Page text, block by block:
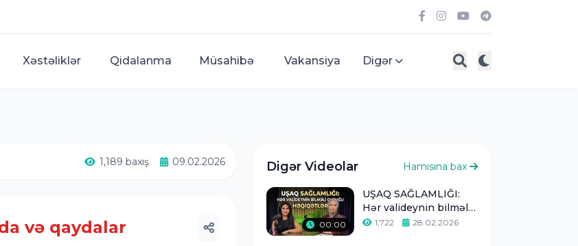
Xəstəliklər Qidalanma Müsahibə Vakansiya Digər
1,189 baxış 09.02.2026
və qaydalar
Digər Videolar Hamısına bax
00:00
UŞAQ SAĞLAMLIĞI:
Hər valideynin bilməli
olduğu həqiqətlər -
1,722 28.02.2026